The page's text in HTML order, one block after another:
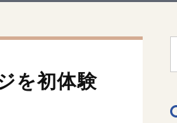
を初体験